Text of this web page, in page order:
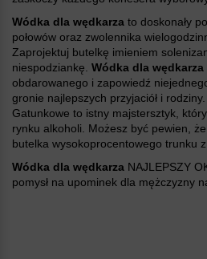
Wódka dla wędkarza to doskonały
połowów oraz zwolennika
Zaprojektuj butelkę imieniem
niespodziankę. Wódka dla wędkarza
obdarowanego i zapowiedź
gronie najlepszych przyjaciół i
Gatunkowe to istny majstersztyk,
rynku alkoholi. Możesz być pewien,
butelka wysokoprocentowego trunku z
Wódka dla wędkarza NAJLEPSZY
pomysł na upominek dla mężczyzny